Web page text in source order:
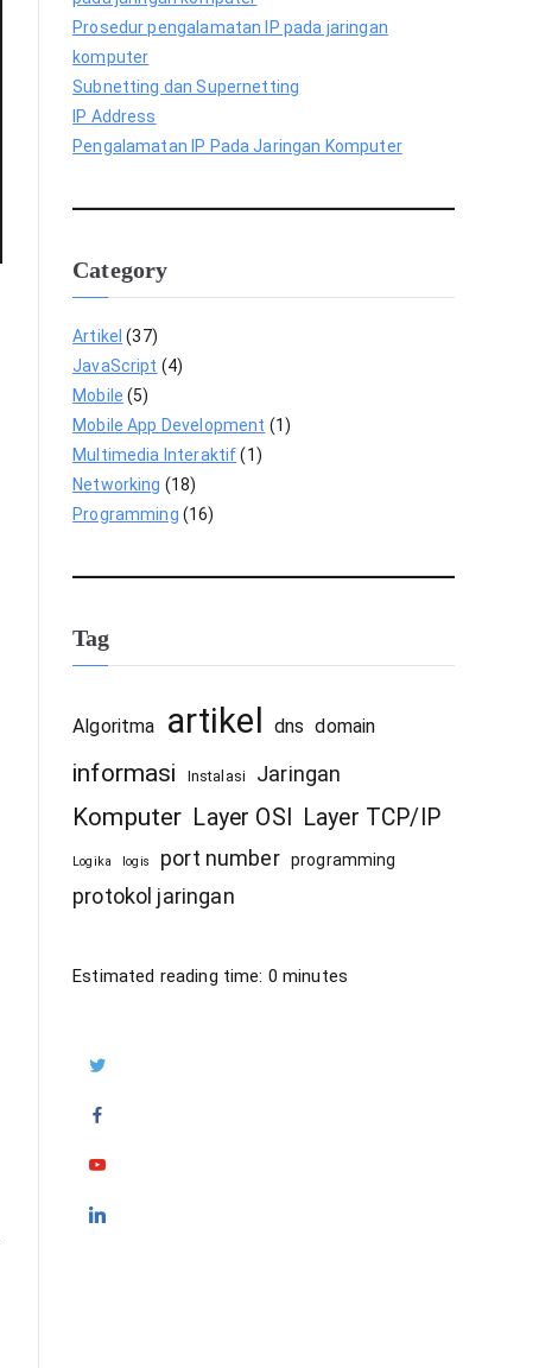
Prosedur pengalamatan IP pada jaringan
komputer
Subnetting dan Supernetting
IP Address
Pengalamatan IP Pada Jaringan Komputer
Category
Artikel (37)
JavaScript (4)
Mobile (5)
Mobile App Development (1)
Multimedia Interaktif(1)
Networking (18)
Programming (16)
Tag
Algoritma artikel dns domain
informasi Instalasi Jaringan
Komputer Layer OSI Layer TCP/IP
Logika logis port number programming
protokol jaringan
Estimated reading time: 0 minutes